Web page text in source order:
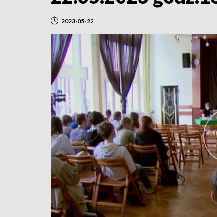
2023-05-22